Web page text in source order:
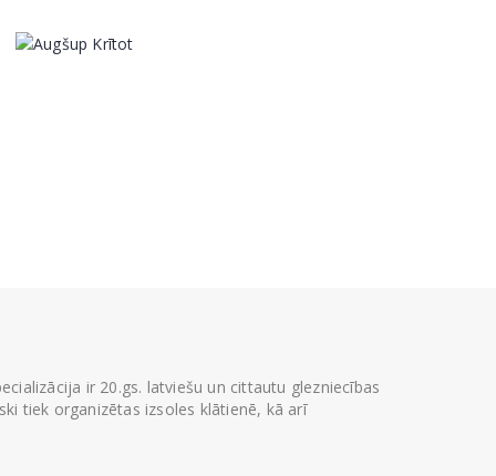
ir 20.gs. latviešu un cittautu glezniecības
tiek organizētas izsoles klātienē, kā arī